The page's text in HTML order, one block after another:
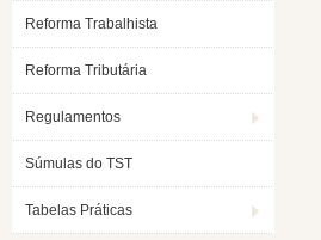
Reforma Trabalhista
Reforma Tributária
Regulamentos
Súmulas do TST
Tabelas Práticas